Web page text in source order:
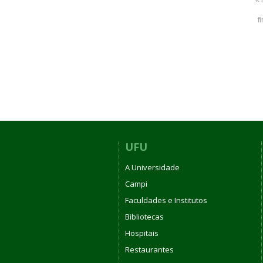
UFU
A Universidade
Campi
Faculdades e Institutos
Bibliotecas
Hospitais
Restaurantes